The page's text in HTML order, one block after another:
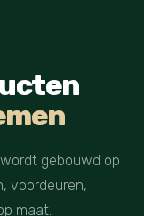
gebouwd op
voordeuren,
maat.